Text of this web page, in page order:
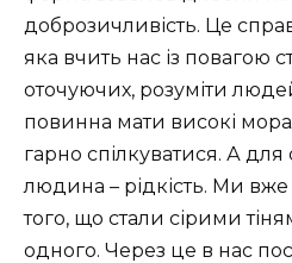
доброзичливість. Це
яка вчить нас із повагою
оточуючих, розуміти
повинна мати високі
гарно спілкуватися. А для
людина – рідкість. Ми
того, що стали сірими
одного. Через це в нас